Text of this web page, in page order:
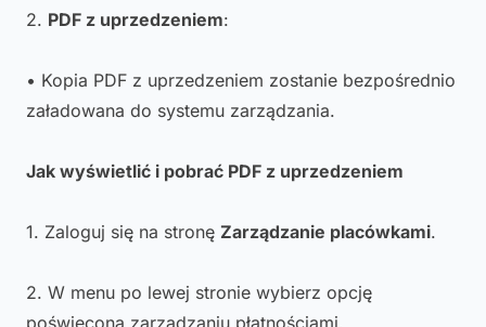
2. PDF z uprzedzeniem:
• Kopia PDF z uprzedzeniem zostanie bezpośrednio
załadowana do systemu zarządzania.
Jak wyświetlić i pobrać PDF z uprzedzeniem
1. Zaloguj się na stronę Zarządzanie placówkami.
2. W menu po lewej stronie wybierz opcję
poświęconą zarządzaniu płatnościami.